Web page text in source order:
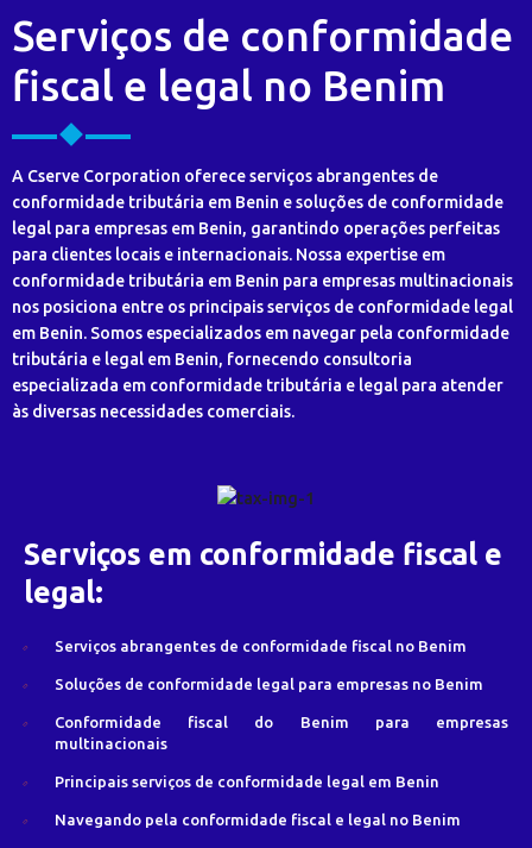
Serviços de conformidade
fiscal e legal no Benim
A Cserve Corporation oferece serviços abrangentes de
conformidade tributária em Benin e soluções de conformidade
legal para empresas em Benin, garantindo operações perfeitas
para clientes locais e internacionais. Nossa expertise em
conformidade tributária em Benin para empresas multinacionais
nos posiciona entre os principais serviços de conformidade legal
em Benin. Somos especializados em navegar pela conformidade
tributária e legal em Benin, fornecendo consultoria
especializada em conformidade tributária e legal para atender
às diversas necessidades comerciais.
Serviços em conformidade fiscal e
legal:
Serviços abrangentes de conformidade fiscal no Benim
Soluções de conformidade legal para empresas no Benim
Conformidade fiscal do Benim para empresas
multinacionais
Principais serviços de conformidade legal em Benin
Navegando pela conformidade fiscal e legal no Benim